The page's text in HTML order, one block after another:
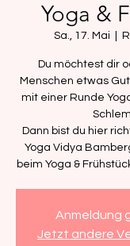
Yoga &
Sa., 17. Mai
Du möchtest dir
Menschen etwas
mit einer Runde
Dann bist du hier
Yoga Vidya
beim Yoga &
Anmeldung
Jetzt andere